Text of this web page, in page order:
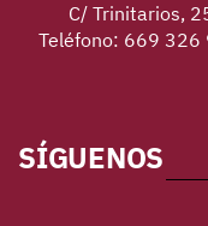
C/ Trinitarios,
Teléfono: 669 326
SÍGUENOS